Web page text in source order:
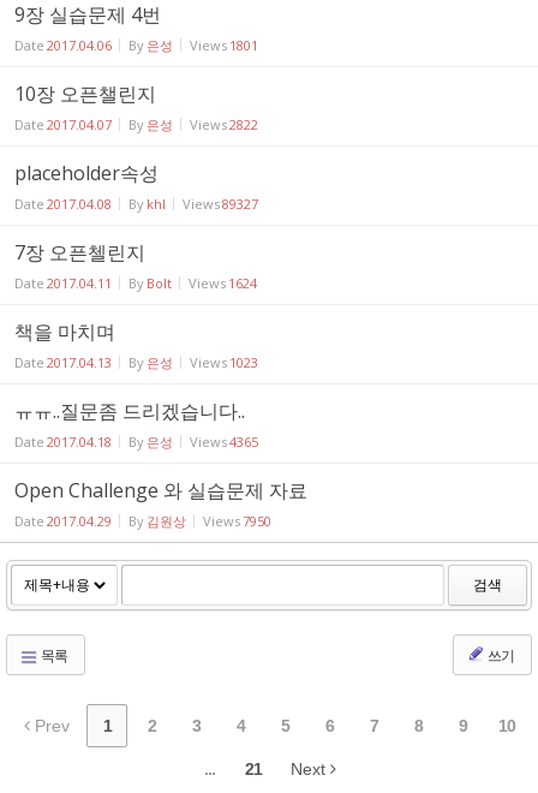
9장 실습문제 4번
Date 2017.04.06 By 은성 Views 1801
10장 오픈챌린지
Date 2017.04.07 By 은성 Views2822
placeholder속성
Date 2017.04.08 By khl Views89327
7장 오픈첼린지
Date 2017.04.11 By Bolt Views 1624
책을 마치며
Date 2017.04.13 By 은성 Views 1023
ㅠㅠ..질문좀 드리겠습니다..
Date 2017.04.18 By 은성 Views4365
Open Challenge 와 실습문제 자료
Date 2017.04.29 By 김원상 Views7950
검색
목록 쓰기
Prev 1 2 3 4 5 6 7 8 9 10
... 21 Next